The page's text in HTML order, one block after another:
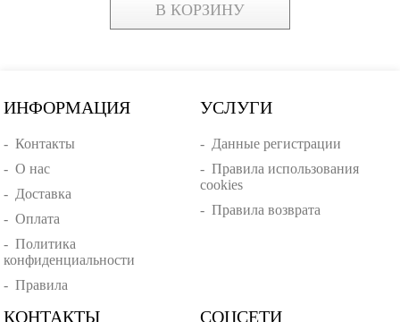
В КОРЗИНУ
ИНФОРМАЦИЯ
-Контакты
-О нас
- Доставка
-Оплата
-Политика
конфиденциальности
-Правила
УСЛУГИ
- Данные регистрации
- Правила использования
cookies
- Правила возврата
КОНТАКТЫ СОЦСЕТИ